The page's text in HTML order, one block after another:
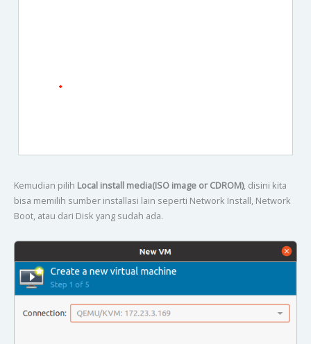
Kemudian pilih Local install media(ISO image or CDROM), disini kita
bisa memilih sumber installasi lain seperti Network Install, Network
Boot, atau dari Disk yang sudah ada.